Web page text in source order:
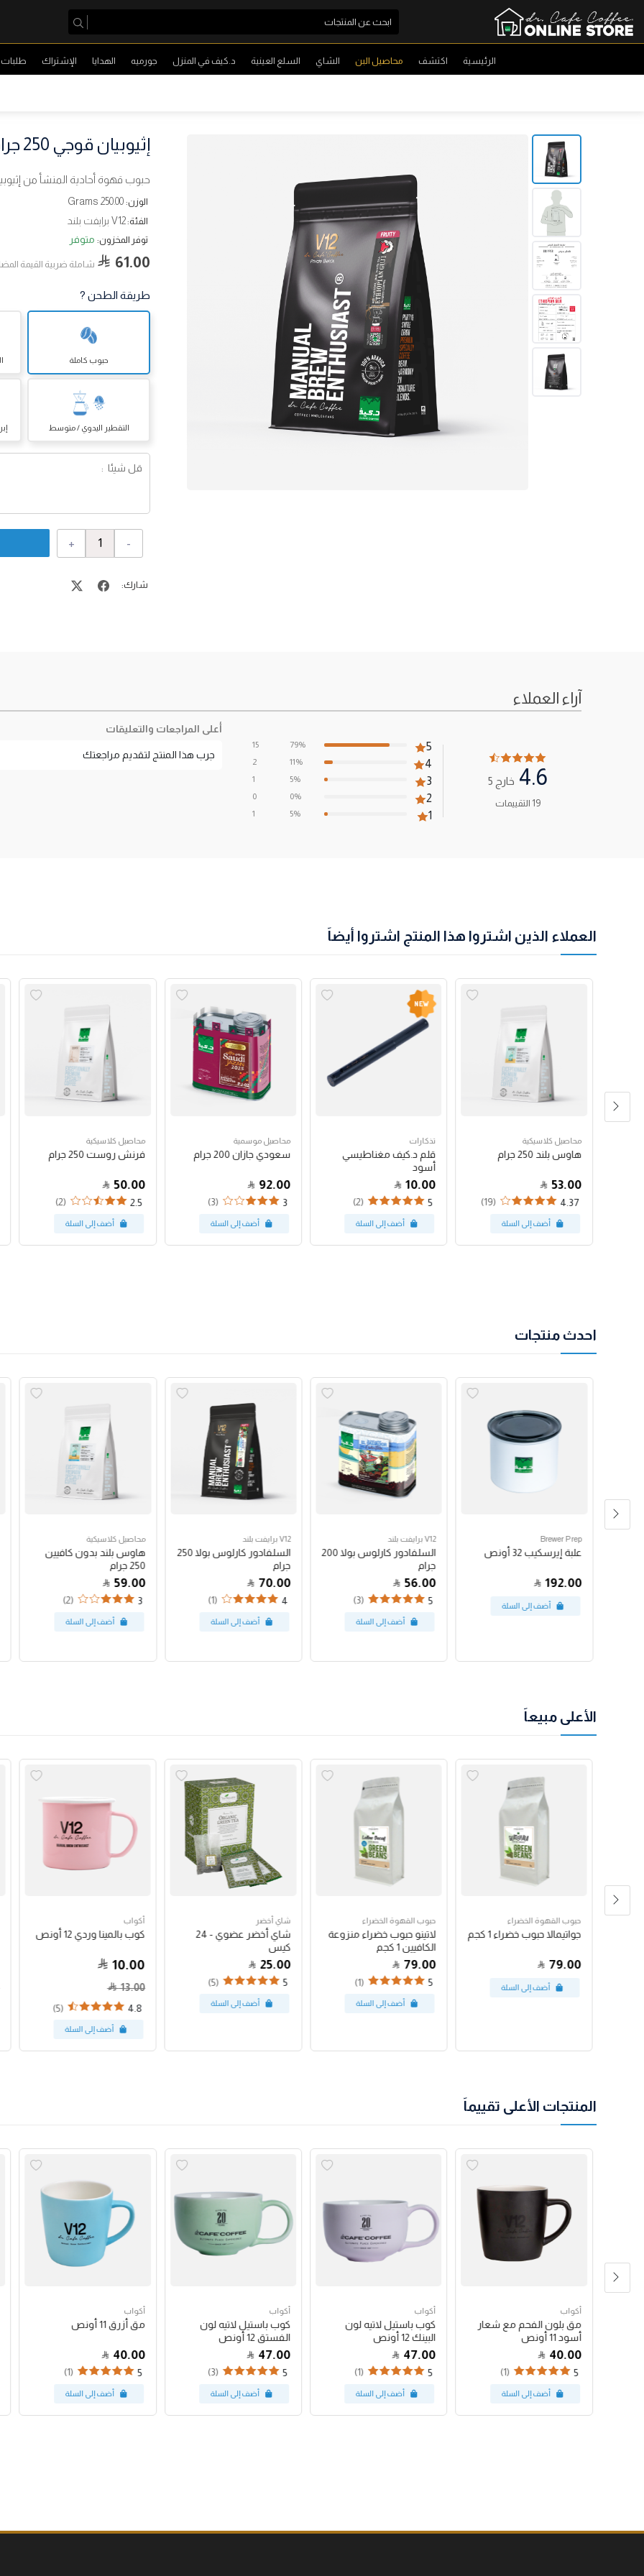
الرئيسية اكتشف محاصيل البن الشاي السلع العينية د.كيف في المنزل جورميه الهدايا الإشتراك طلبات
إثيوبيان قوجي 250 جرام
حبوب قهوة أحادية المنشأ من
الوزن: 250.00 Grams
الفئة:V12 برايفت بلند
توفر المخزون: متوفر
61.00 شاملة ضربية القيمة
طريقة الطحن ?
حبوب كاملة
التقطير اليدوي / متوسط
-
+
شارك:
آراء العملاء
4.6 خارج 5
19 التقييمات
5
4
3
2
1
79%
11%
5%
0%
5%
15
2
1
0
1
أعلى المراجعات والتعليقات
جرب هذا المنتج لتقديم مراجعتك
العملاء الذين اشتروا هذا المنتج اشتروا أيضاً
محاصيل كلاسيكية
هاوس بلند 250 جرام
53.00
4.37
(19)
تذكارات
قلم د.كيف مغناطيسي
أسود
10.00
5
(2)
محاصيل موسمية
سعودي جازان 200 جرام
92.00
3
(3)
محاصيل كلاسيكية
فرنش روست 250 جرام
50.00
2.5
(2)
احدث منتجات
Brewer Prep
علبة إيرسكيب 32 أونص
192.00
V12 برايفت بلند
السلفادور كارلوس بولا 200
جرام
56.00
5
(3)
V12 برايفت بلند
السلفادور كارلوس بولا 250
جرام
70.00
4
(1)
محاصيل كلاسيكية
هاوس بلند بدون كافيين
250 جرام
59.00
3
(2)
الأعلى مبيعاً
حبوب القهوة الخضراء
جواتيمالا حبوب خضراء 1 كجم
79.00
حبوب القهوة الخضراء
لاتينو حبوب خضراء منزوعة
الكافيين 1 كجم
79.00
5
(1)
شاي أخضر
شاي أخضر عضوي - 24
كيس
25.00
5
(5)
أكواب
كوب بالمينا وردي 12 أونص
10.00
13.00
4.8
(5)
المنتجات الأعلى تقييماً
أكواب
مق بلون الفحم مع شعار
أسود 11 أونص
40.00
5
(1)
أكواب
كوب باستيل لاتيه لون
البينك 12 أونص
47.00
5
(1)
أكواب
كوب باستيل لاتيه لون
الفستق 12 أونص
47.00
5
(3)
أكواب
مق أزرق 11 أونص
40.00
5
(1)